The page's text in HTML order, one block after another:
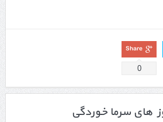
Share
0
های سرما خوردگی